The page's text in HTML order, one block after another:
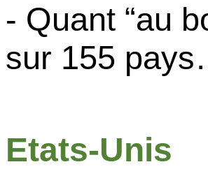
- Quant “au
sur 155
Etats-Unis